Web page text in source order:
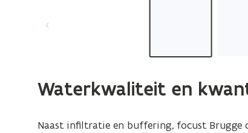
Waterkwaliteit en
Naast infiltratie en buffering, focust Brugge